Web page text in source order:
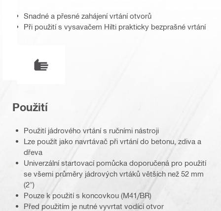
Snadné a přesné zahájení vrtání otvorů
Při použití s vysavačem Hilti prakticky bezprašné vrtání
Použití
Použití jádrového vrtání s ručními nástroji
Lze použít jako navrtávač při vrtání do betonu, zdiva a
dřeva
Univerzální startovací pomůcka doporučená pro použití
se všemi průměry jádrových vrtáků větších než 52 mm
(2")
Pouze k použití s koncovkou (M41/BR)
Před použitím je nutné vyvrtat vodící otvor